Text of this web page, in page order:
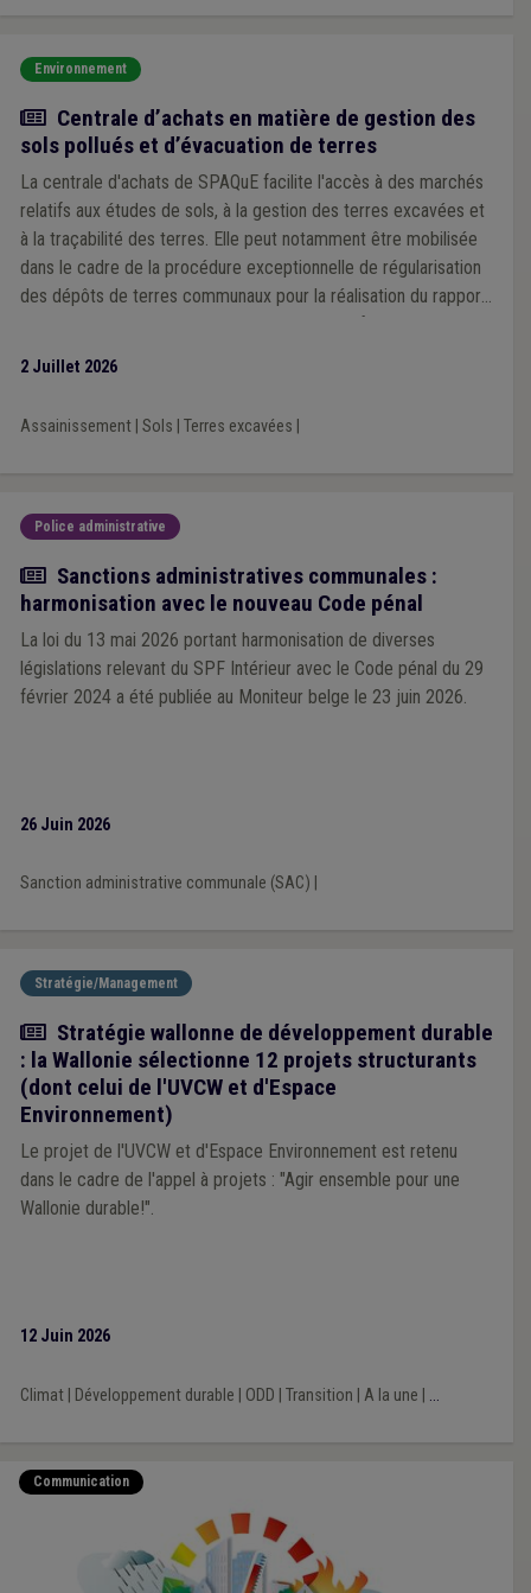
Environnement
Actualité
Centrale d’achats en matière de gestion des
sols pollués et d’évacuation de terres
La centrale d'achats de SPAQuE facilite l'accès à des marchés
relatifs aux études de sols, à la gestion des terres excavées et
à la traçabilité des terres. Elle peut notamment être mobilisée
dans le cadre de la procédure exceptionnelle de régularisation
des dépôts de terres communaux pour la réalisation du rapport
sur la qualité des terres à déposer sur la plateforme Walterre
2 Juillet 2026
Assainissement| Sols Terres excavées
Police administrative
Actualité
Sanctions administratives communales :
harmonisation avec le nouveau Code pénal
La loi du 13 mai 2026 portant harmonisation de diverses
législations relevant du SPF Intérieur avec le Code pénal du 29
février 2024 a été publiée au Moniteur belge le 23 juin 2026.
26 Juin 2026
Sanction administrative communale (SAC)
Stratégie/Management
Actualité
Stratégie wallonne de développement durable
: la Wallonie sélectionne 12 projets structurants
(dont celui de l'UVCW et d'Espace
Environnement)
Le projet de l'UVCW et d'Espace Environnement est retenu
dans le cadre de l'appel à projets : "Agir ensemble pour une
Wallonie durable!".
12 Juin 2026
Climat| Développement durable ODD Transition A la une ...
Communication